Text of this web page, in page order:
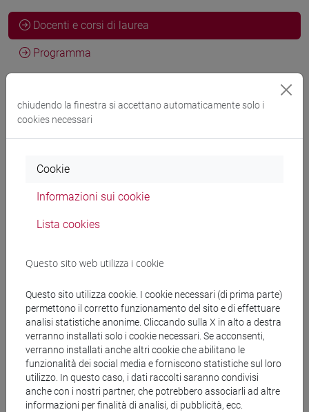
Docenti e corsi di laurea
Programma
Docenti
Materiali didattici
Corsi di studio e percorsi
[ET30] COMMERCIO ESTERO E TURISMO -
Laurea
percorso comune
chiudendo la finestra si accettano automaticamente solo i
cookies necessari
Cookie
Informazioni sui cookie
Lista cookies
Questo sito web utilizza i cookie
Questo sito utilizza cookie. I cookie necessari (di prima parte)
permettono il corretto funzionamento del sito e di effettuare
analisi statistiche anonime. Cliccando sulla X in alto a destra
verranno installati solo i cookie necessari. Se acconsenti,
verranno installati anche altri cookie che abilitano le
funzionalità dei social media e forniscono statistiche sul loro
utilizzo. In questo caso, i dati raccolti saranno condivisi
anche con i nostri partner, che potrebbero associarli ad altre
informazioni per finalità di analisi, di pubblicità, ecc.